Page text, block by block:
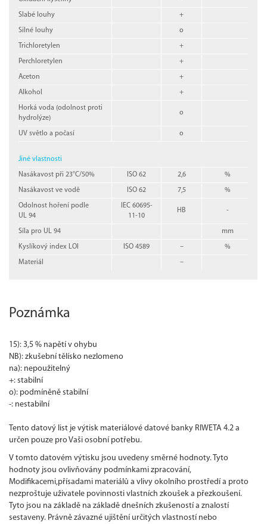
Slabé louhy +
Silné louhy o
Trichloretylen +
Perchloretylen +
Aceton +
Alkohol +
Horká voda (odolnost proti
hydrolýze)
o
UV světlo a počasí o
Jiné vlastnosti
Nasákavost při 23°C/50% ISO 62 2,6 %
Nasákavost ve vodě ISO 62 7,5 %
Odolnost hoření podle
UL 94
IEC 60695-
11-10
HB -
Síla pro UL 94 mm
Kyslíkový index LOI ISO 4589 – %
Materiál –
Poznámka
15): 3,5 % napětí v ohybu
NB): zkušební tělísko nezlomeno
na): nepoužitelný
+: stabilní
o): podmíněně stabilní
-: nestabilní
Tento datový list je výtisk materiálové datové banky RIWETA 4.2 a
určen pouze pro Vaši osobní potřebu.
V tomto datovém výtisku jsou uvedeny směrné hodnoty. Tyto
hodnoty jsou ovlivňovány podmínkami zpracování,
Modifikacemi,přísadami materiálů a vlivy okolního prostředí a proto
nezproštuje uživatele povinnosti vlastních zkoušek a přezkoušení.
Tyto jsou na základě na základě dnešních zkušeností a znalostí
sestaveny. Právně závazné ujištění určitých vlastností nebo